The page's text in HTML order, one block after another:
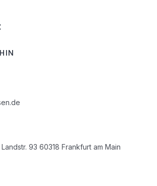
93 60318 Frankfurt am Main